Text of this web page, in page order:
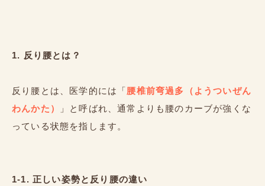
1. 反り腰とは？
反り腰とは、医学的には「腰椎前弯過多（ようついぜん
わんかた）
」と呼ばれ、通常よりも腰のカーブが強くな
っている状態を指します。
1-1. 正しい姿勢と反り腰の違い